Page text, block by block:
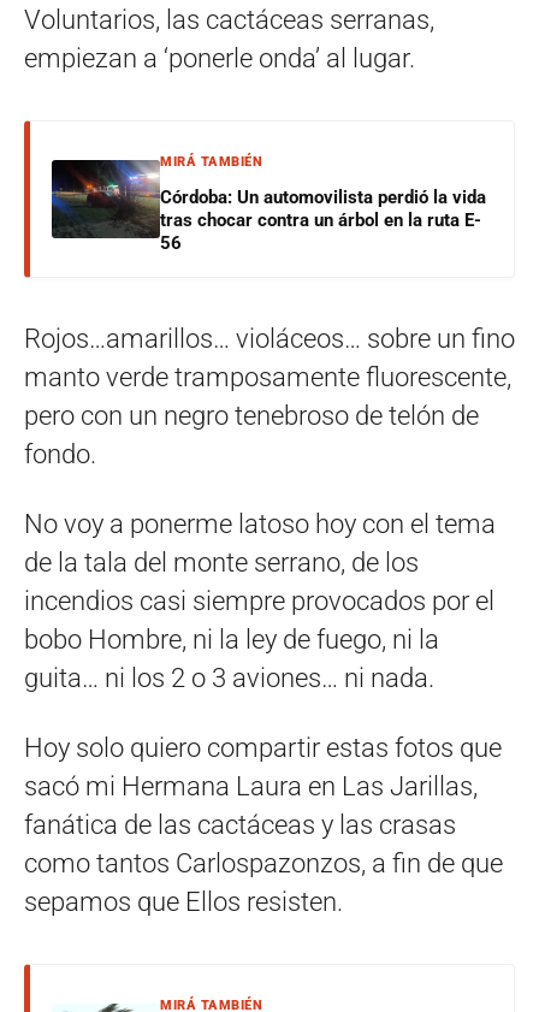
Voluntarios, las cactáceas serranas,
empiezan a ‘ponerle onda’ al lugar.
MIRÁ TAMBIÉN
Córdoba: Un automovilista perdió la vida
tras chocar contra un árbol en la ruta E-
56
Rojos…amarillos… violáceos… sobre un fino
manto verde tramposamente fluorescente,
pero con un negro tenebroso de telón de
fondo.
No voy a ponerme latoso hoy con el tema
de la tala del monte serrano, de los
incendios casi siempre provocados por el
bobo Hombre, ni la ley de fuego, ni la
guita… ni los 2 o 3 aviones… ni nada.
Hoy solo quiero compartir estas fotos que
sacó mi Hermana Laura en Las Jarillas,
fanática de las cactáceas y las crasas
como tantos Carlospazonzos, a fin de que
sepamos que Ellos resisten.
MIRÁ TAMBIÉN